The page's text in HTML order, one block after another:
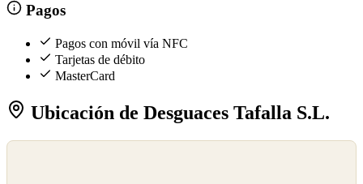
Pagos
Pagos con móvil vía NFC
Tarjetas de débito
MasterCard
Ubicación de Desguaces Tafalla S.L.